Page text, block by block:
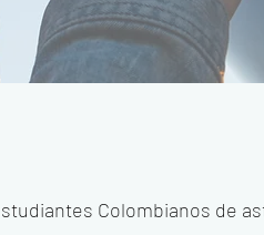
Colombianos de